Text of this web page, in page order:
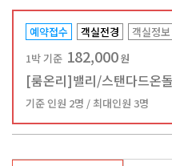
예약접수 객실전경
객실정보
1박 기준 182,000원
[룸온리]밸리/스탠다드온
기준 인원 2명 / 최대인원 3명